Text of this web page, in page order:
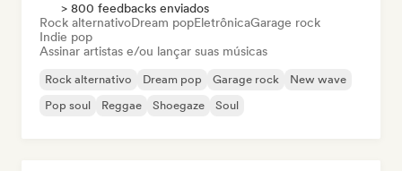
> 800 feedbacks enviados
Rock alternativoDream popEletrônicaGarage rock
Indie pop
Assinar artistas e/ou lançar suas músicas
Rock alternativo Dream pop Garage rock
New wave
Pop soul
Reggae Shoegaze Soul